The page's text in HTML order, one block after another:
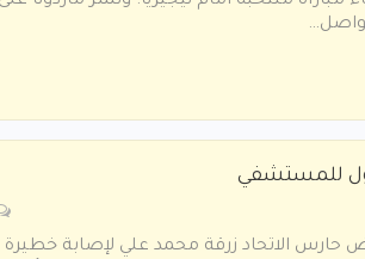
للمستشفي
حارس الاتحاد زرقة محمد علي لإصابة خطيرة